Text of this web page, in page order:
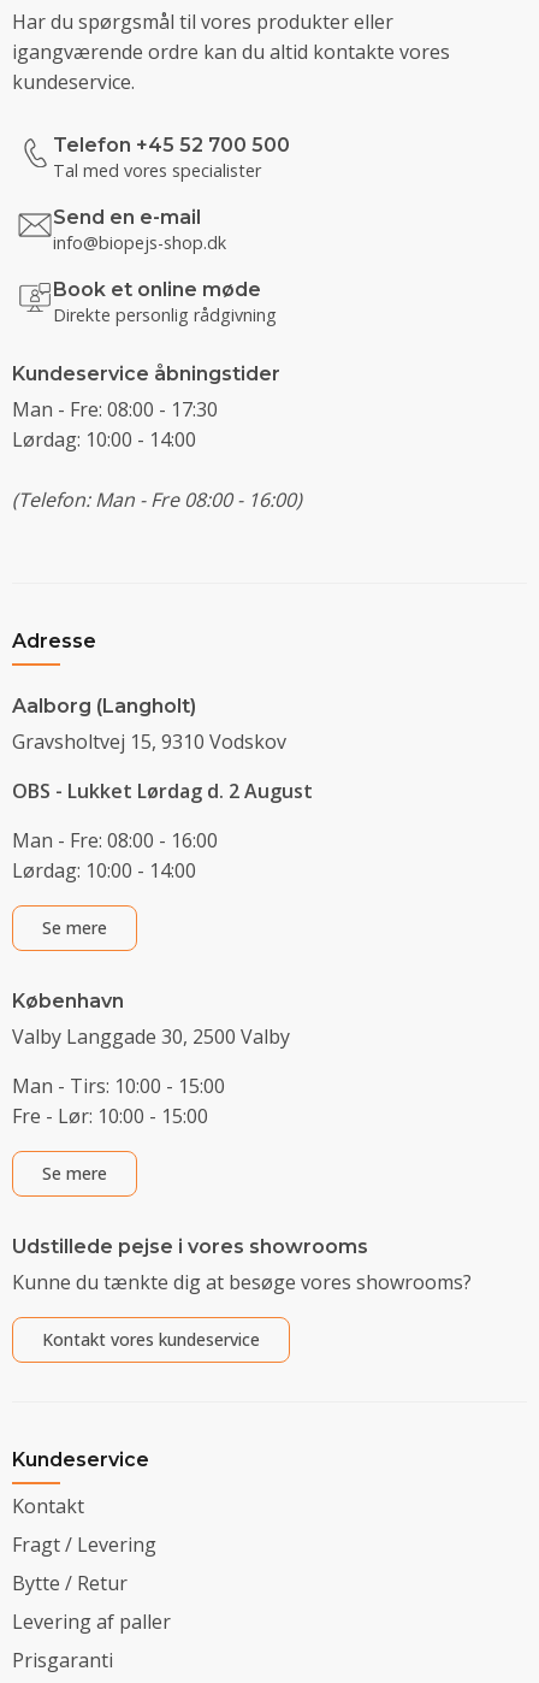
Har du spørgsmål til vores produkter eller
igangværende ordre kan du altid kontakte vores
kundeservice.
Telefon +45 52 700 500
Tal med vores specialister
Send en e-mail
info@biopejs-shop.dk
Book et online møde
Direkte personlig rådgivning
Kundeservice åbningstider
Man - Fre: 08:00 - 17:30
Lørdag: 10:00 - 14:00
(Telefon: Man - Fre 08:00 - 16:00)
Adresse
Aalborg (Langholt)
Gravsholtvej 15, 9310 Vodskov
OBS - Lukket Lørdag d. 2 August
Man - Fre: 08:00 - 16:00
Lørdag: 10:00 - 14:00
Se mere
København
Valby Langgade 30, 2500 Valby
Man - Tirs: 10:00 - 15:00
Fre - Lør: 10:00 - 15:00
Se mere
Udstillede pejse i vores showrooms
Kunne du tænkte dig at besøge vores showrooms?
Kontakt vores kundeservice
Kundeservice
Kontakt
Fragt / Levering
Bytte / Retur
Levering af paller
Prisgaranti